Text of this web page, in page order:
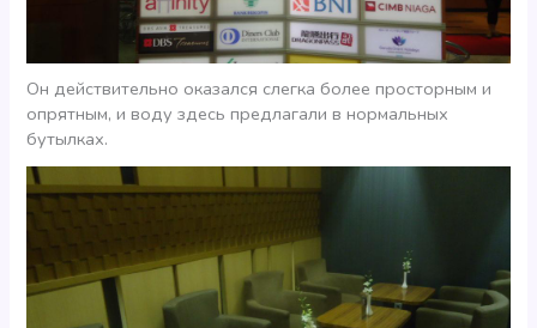
Он действительно оказался слегка более просторным и
опрятным, и воду здесь предлагали в нормальных
бутылках.